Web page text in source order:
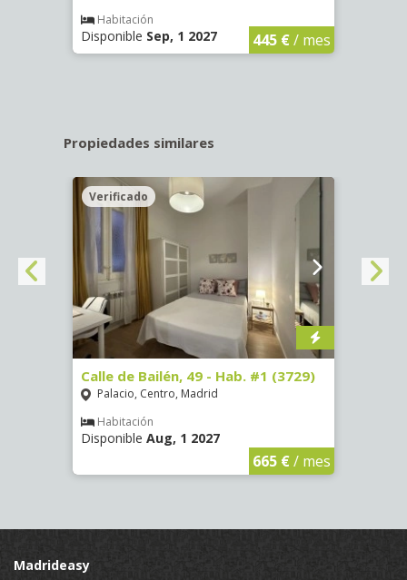
Habitación
Disponible Sep, 1 2027 445 €/ mes
Propiedades similares
Verificado
Calle de Bailén, 49 - Hab. #1 (3729)
Palacio, Centro, Madrid
Habitación
Disponible Aug, 1 2027
665 €/ mes
Madrideasy